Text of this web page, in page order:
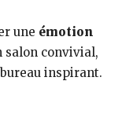
une émotion
salon convivial,
inspirant.